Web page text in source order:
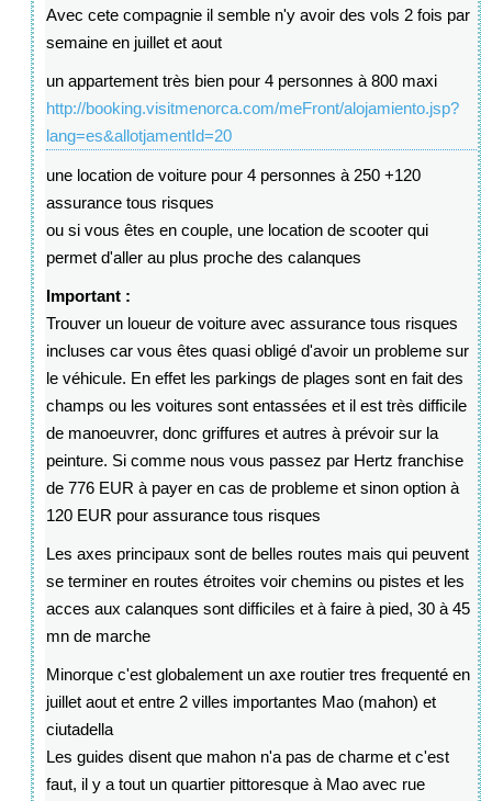
Avec cete compagnie il semble n'y avoir des vols 2 fois par
semaine en juillet et aout
un appartement très bien pour 4 personnes à 800 maxi
http://booking.visitmenorca.com/meFront/alojamiento.jsp?
lang=es&allotjamentId=20
une location de voiture pour 4 personnes à 250 +120
assurance tous risques
ou si vous êtes en couple, une location de scooter qui
permet d'aller au plus proche des calanques
Important :
Trouver un loueur de voiture avec assurance tous risques
incluses car vous êtes quasi obligé d'avoir un probleme sur
le véhicule. En effet les parkings de plages sont en fait des
champs ou les voitures sont entassées et il est très difficile
de manoeuvrer, donc griffures et autres à prévoir sur la
peinture. Si comme nous vous passez par Hertz franchise
de 776 EUR à payer en cas de probleme et sinon option à
120 EUR pour assurance tous risques
Les axes principaux sont de belles routes mais qui peuvent
se terminer en routes étroites voir chemins ou pistes et les
acces aux calanques sont difficiles et à faire à pied, 30 à 45
mn de marche
Minorque c'est globalement un axe routier tres frequenté en
juillet aout et entre 2 villes importantes Mao (mahon) et
ciutadella
Les guides disent que mahon n'a pas de charme et c'est
faut, il y a tout un quartier pittoresque à Mao avec rue